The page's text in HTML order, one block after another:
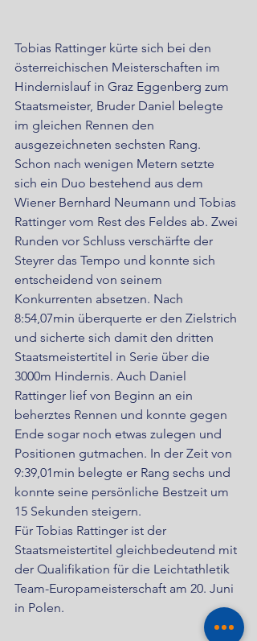
Tobias Rattinger kürte sich bei den
österreichischen Meisterschaften im
Hindernislauf in Graz Eggenberg zum
Staatsmeister, Bruder Daniel belegte
im gleichen Rennen den
ausgezeichneten sechsten Rang.
Schon nach wenigen Metern setzte
sich ein Duo bestehend aus dem
Wiener Bernhard Neumann und Tobias
Rattinger vom Rest des Feldes ab. Zwei
Runden vor Schluss verschärfte der
Steyrer das Tempo und konnte sich
entscheidend von seinem
Konkurrenten absetzen. Nach
8:54,07min überquerte er den Zielstrich
und sicherte sich damit den dritten
Staatsmeistertitel in Serie über die
3000m Hindernis. Auch Daniel
Rattinger lief von Beginn an ein
beherztes Rennen und konnte gegen
Ende sogar noch etwas zulegen und
Positionen gutmachen. In der Zeit von
9:39,01min belegte er Rang sechs und
konnte seine persönliche Bestzeit um
15 Sekunden steigern.
Für Tobias Rattinger ist der
Staatsmeistertitel gleichbedeutend mit
der Qualifikation für die Leichtathletik
Team-Europameisterschaft am 20. Juni
in Polen.